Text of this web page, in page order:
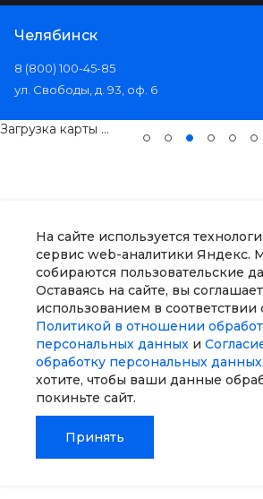
На сайте используется
сервис web-аналитики Яндекс.
собираются пользовательские
Оставаясь на сайте, вы
использованием в
Политикой в отношении
персональных данных и
обработку персональных данных
хотите, чтобы ваши данные
покиньте сайт.
Принять
задачами и уже на первых
уровень подготовки,
ответственность и желание
развиваться в профессии.
«Уральский региональный
колледж готовит
задачи и показывают хороший
результат. Отдельно хочется
поздравить отличников. Как
работодатель могу сказать:
если перед нами человек,
который привык учиться на
“отлично”, ставить перед
собой высокую планку и
доводить дело до результата,
мы в таких специалистах не
выпускникам не бояться
первых профессиональных
Челябинск
8 (800) 100-45-85
ул. Свободы, д. 93, оф. 6
Загрузка карты ...